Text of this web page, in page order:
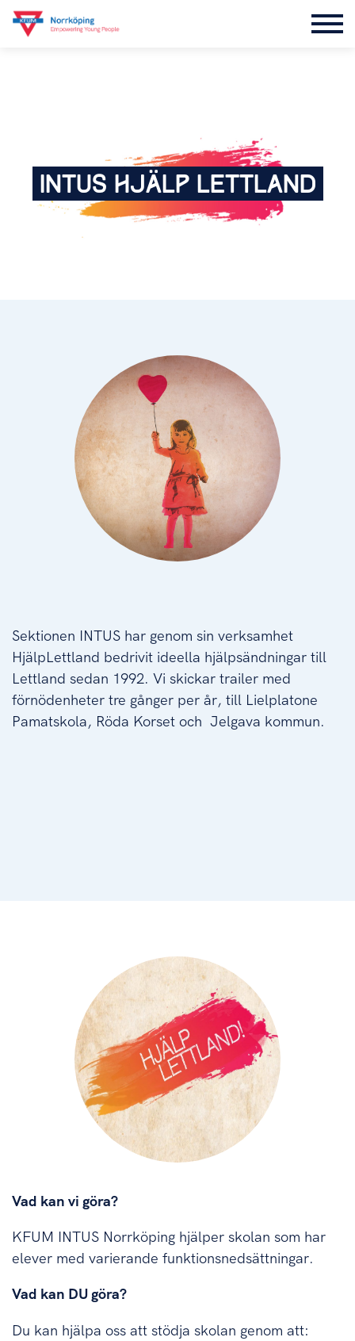
INTUS HJÄLP LETTLAND
Sektionen INTUS har genom sin verksamhet
HjälpLettland bedrivit ideella hjälpsändningar till
Lettland sedan 1992. Vi skickar trailer med
förnödenheter tre gånger per år, till Lielplatone
Pamatskola, Röda Korset och Jelgava kommun.
Vad kan vi göra?
KFUM INTUS Norrköping hjälper skolan som har
elever med varierande funktionsnedsättningar.
Vad kan DU göra?
Du kan hjälpa oss att stödja skolan genom att: